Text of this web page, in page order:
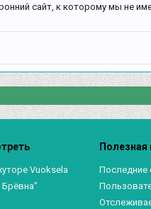
сайт, к которому мы не
Vuoksela
Последние